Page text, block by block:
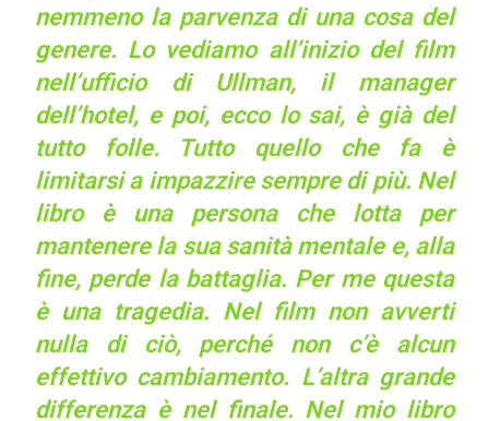
nemmeno la parvenza di una cosa del
genere. Lo vediamo all’inizio del film
nell’ufficio di Ullman, il manager
dell’hotel, e poi, ecco lo sai, è già del
tutto folle. Tutto quello che fa è
limitarsi a impazzire sempre di più. Nel
libro è una persona che lotta per
mantenere la sua sanità mentale e, alla
fine, perde la battaglia. Per me questa
è una tragedia. Nel film non avverti
nulla di ciò, perché non c’è alcun
effettivo cambiamento. L’altra grande
differenza è nel finale. Nel mio libro